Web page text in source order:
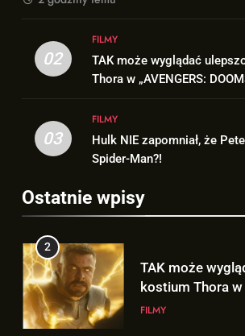
się w serwisie..
GRY
2
TAK może
DOOMSDAY”!
FILMY
3
Hulk NIE
Parker to
02
FILMY
TAK może wyglądać
Thora w „AVENGERS:
03
FILMY
Hulk NIE zapomniał, że
Spider-Man?!
Ostatnie wpisy
Bracia Russo
ogromnego
1
Nowy TRAILER
się w serwisie..
GRY
2
TAK może
kostium Thora w
DOOMSDAY”!
FILMY